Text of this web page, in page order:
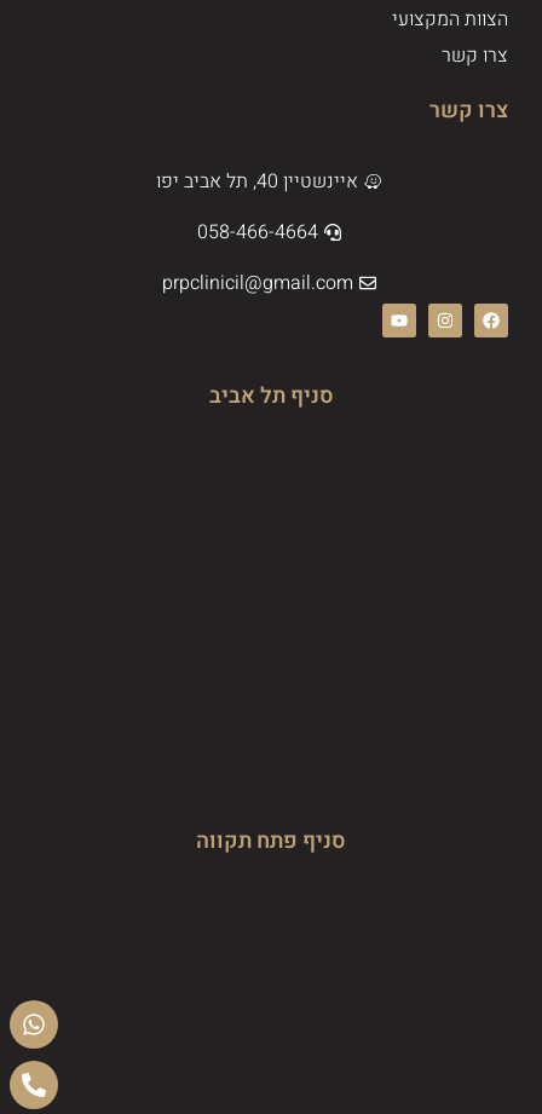
הצוות המקצועי
צרו קשר
צרו קשר
איינשטיין 40, תל אביב יפו
058-466-4664
prpclinicil@gmail.com
סניף תל אביב
סניף פתח תקווה